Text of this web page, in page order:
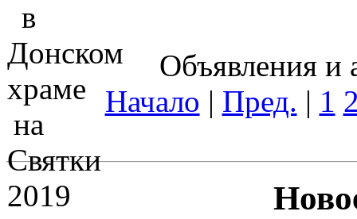
Объявления и
Начало | Пред. | 1